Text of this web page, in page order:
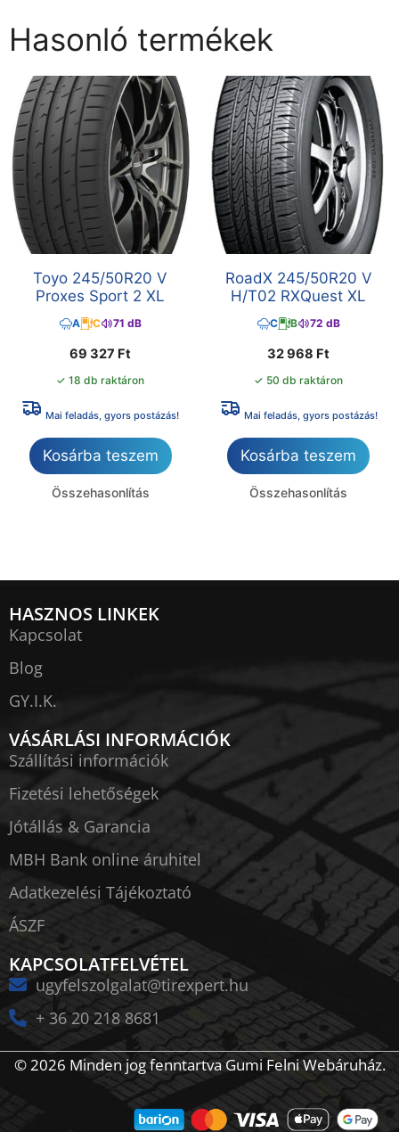
Hasonló termékek
Toyo 245/50R20 V
Proxes Sport 2 XL
A C 71 dB
69 327 Ft
✓ 18 db raktáron
Mai feladás, gyors postázás!
Kosárba teszem
Összehasonlítás
RoadX 245/50R20 V
H/T02 RXQuest XL
C B 72 dB
32 968 Ft
✓ 50 db raktáron
Mai feladás, gyors postázás!
Kosárba teszem
Összehasonlítás
HASZNOS LINKEK
Kapcsolat
Blog
GY.I.K.
VÁSÁRLÁSI INFORMÁCIÓK
Szállítási információk
Fizetési lehetőségek
Jótállás & Garancia
MBH Bank online áruhitel
Adatkezelési Tájékoztató
ÁSZF
KAPCSOLATFELVÉTEL
ugyfelszolgalat@tirexpert.hu
+ 36 20 218 8681
© 2026 Minden jog fenntartva Gumi Felni Webáruház.